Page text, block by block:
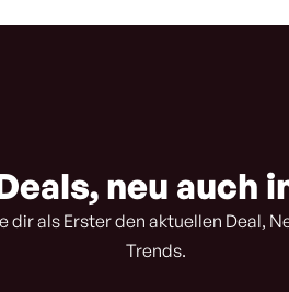
neu auch
dir als Erster den aktuellen Deal,
Trends.